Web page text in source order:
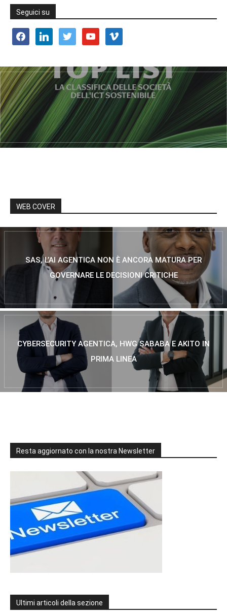
Seguici su
facebooklinkedin twitter youtube vimeo
WEB COVER
SAS, L’AI AGENTICA NON È ANCORA MATURA PER
GOVERNARE LE DECISIONI CRITICHE
CYBERSECURITY AGENTICA, HWG SABABA E AKITO IN
PRIMA LINEA
Resta aggiornato con la nostra Newsletter
Ultimi articoli della sezione